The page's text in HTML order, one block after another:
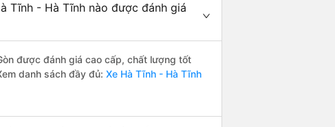
Tĩnh - Hà Tĩnh nào được đánh giá
được đánh giá cao cấp, chất lượng tốt
danh sách đầy đủ: Xe Hà Tĩnh - Hà Tĩnh